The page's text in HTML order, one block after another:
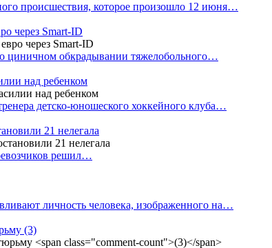
происшествия, которое произошло 12 июня…
через Smart-ID
о циничном обкрадывании тяжелобольного…
над ребенком
детско-юношеского хоккейного клуба…
21 нелегала
решил…
личность человека, изображенного на…
(3)